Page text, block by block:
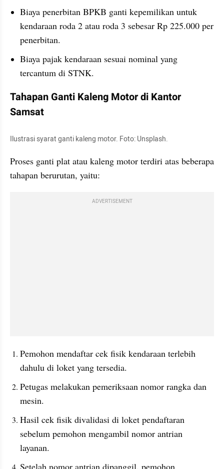
Biaya penerbitan BPKB ganti kepemilikan untuk
kendaraan roda 2 atau roda 3 sebesar Rp 225.000 per
penerbitan.
Biaya pajak kendaraan sesuai nominal yang
tercantum di STNK.
Tahapan Ganti Kaleng Motor di Kantor
Samsat
Ilustrasi syarat ganti kaleng motor. Foto: Unsplash.
Proses ganti plat atau kaleng motor terdiri atas beberapa
tahapan berurutan, yaitu:
ADVERTISEMENT
Pemohon mendaftar cek fisik kendaraan terlebih
dahulu di loket yang tersedia.
Petugas melakukan pemeriksaan nomor rangka dan
mesin.
Hasil cek fisik divalidasi di loket pendaftaran
sebelum pemohon mengambil nomor antrian
layanan.
Setelah nomor antrian dipanggil, pemohon